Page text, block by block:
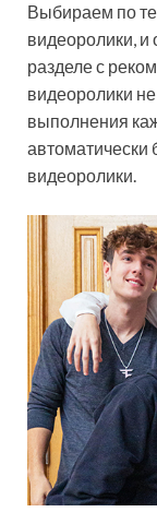
Выбираем по
видеоролики, и
разделе с
видеоролики
выполнения
автоматически
видеоролики.